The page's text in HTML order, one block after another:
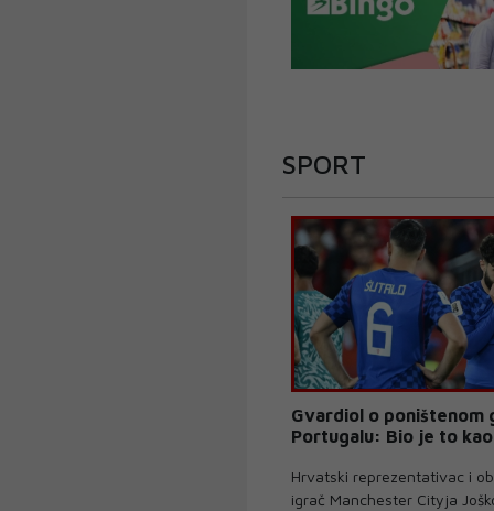
SPORT
Gvardiol o poništenom
Portugalu: Bio je to
Hrvatski reprezentativac i
igrač Manchester Cityja